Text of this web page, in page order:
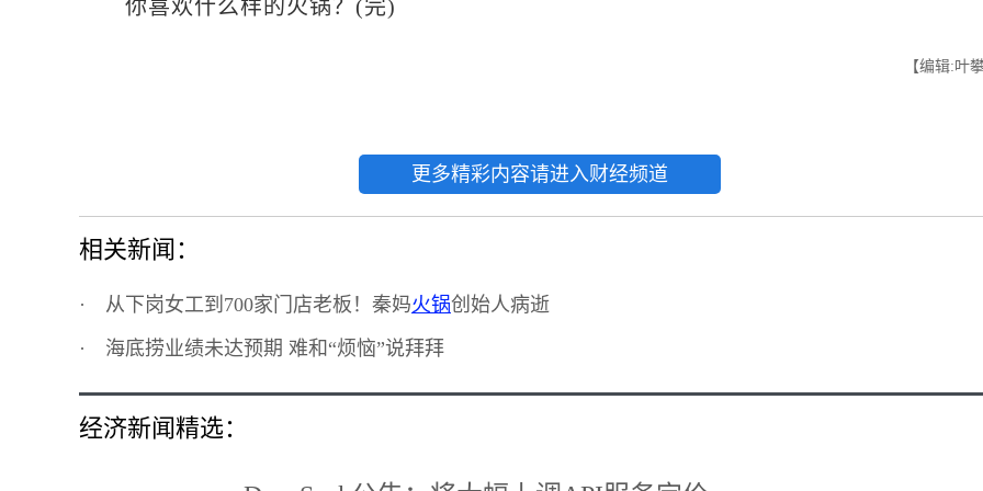
你喜欢什么样的火锅？(完)
【编辑:叶
更多精彩内容请进入财经频道
相关新闻：
· 从下岗女工到700家门店老板！秦妈火锅创始人病逝
· 海底捞业绩未达预期 难和“烦恼”说拜拜
经济新闻精选：